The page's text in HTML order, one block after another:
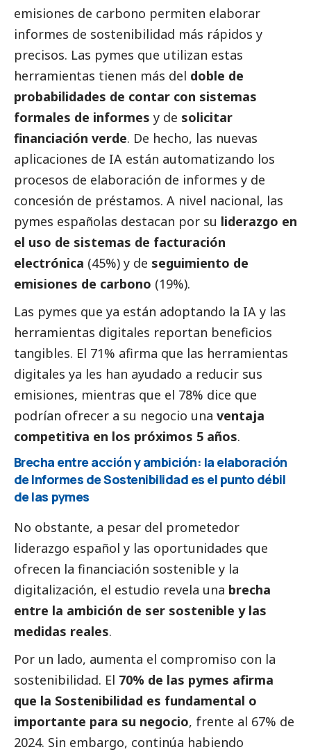
emisiones de carbono permiten elaborar
informes de sostenibilidad más rápidos y
precisos. Las pymes que utilizan estas
herramientas tienen más del doble de
probabilidades de contar con sistemas
formales de informes y de solicitar
financiación verde. De hecho, las nuevas
aplicaciones de IA están automatizando los
procesos de elaboración de informes y de
concesión de préstamos. A nivel nacional, las
pymes españolas destacan por su liderazgo en
el uso de sistemas de facturación
electrónica (45%) y de seguimiento de
emisiones de carbono (19%).
Las pymes que ya están adoptando la IA y las
herramientas digitales reportan beneficios
tangibles. El 71% afirma que las herramientas
digitales ya les han ayudado a reducir sus
emisiones, mientras que el 78% dice que
podrían ofrecer a su negocio una ventaja
competitiva en los próximos 5 años.
Brecha entre acción y ambición: la elaboración
de Informes de Sostenibilidad es el punto débil
de las pymes
No obstante, a pesar del prometedor
liderazgo español y las oportunidades que
ofrecen la financiación sostenible y la
digitalización, el estudio revela una brecha
entre la ambición de ser sostenible y las
medidas reales.
Por un lado, aumenta el compromiso con la
sostenibilidad. El 70% de las pymes afirma
que la Sostenibilidad es fundamental o
importante para su negocio, frente al 67% de
2024. Sin embargo, continúa habiendo